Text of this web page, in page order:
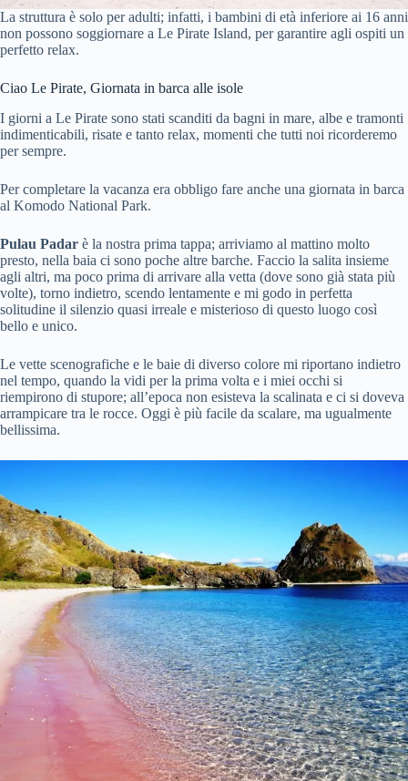
La struttura è solo per adulti; infatti, i bambini di età inferiore ai 16 anni
non possono soggiornare a Le Pirate Island, per garantire agli ospiti un
perfetto relax.
Ciao Le Pirate, Giornata in barca alle isole
I giorni a Le Pirate sono stati scanditi da bagni in mare, albe e tramonti
indimenticabili, risate e tanto relax, momenti che tutti noi ricorderemo
per sempre.
Per completare la vacanza era obbligo fare anche una giornata in barca
al Komodo National Park.
Pulau Padar è la nostra prima tappa; arriviamo al mattino molto
presto, nella baia ci sono poche altre barche. Faccio la salita insieme
agli altri, ma poco prima di arrivare alla vetta (dove sono già stata più
volte), torno indietro, scendo lentamente e mi godo in perfetta
solitudine il silenzio quasi irreale e misterioso di questo luogo così
bello e unico.
Le vette scenografiche e le baie di diverso colore mi riportano indietro
nel tempo, quando la vidi per la prima volta e i miei occhi si
riempirono di stupore; all’epoca non esisteva la scalinata e ci si doveva
arrampicare tra le rocce. Oggi è più facile da scalare, ma ugualmente
bellissima.